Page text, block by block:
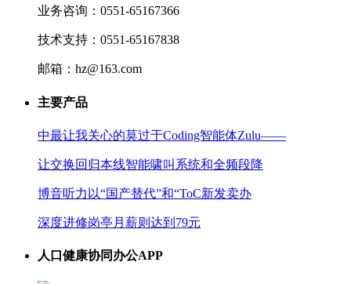
业务咨询：0551-65167366
技术支持：0551-65167838
邮箱：hz@163.com
主要产品
中最让我关心的莫过于Coding智能体Zulu——
让交换回归本线智能啸叫系统和全频段降
博音听力以“国产替代”和“ToC新发卖办
深度进修岗亭月薪则达到79元
人口健康协同办公APP